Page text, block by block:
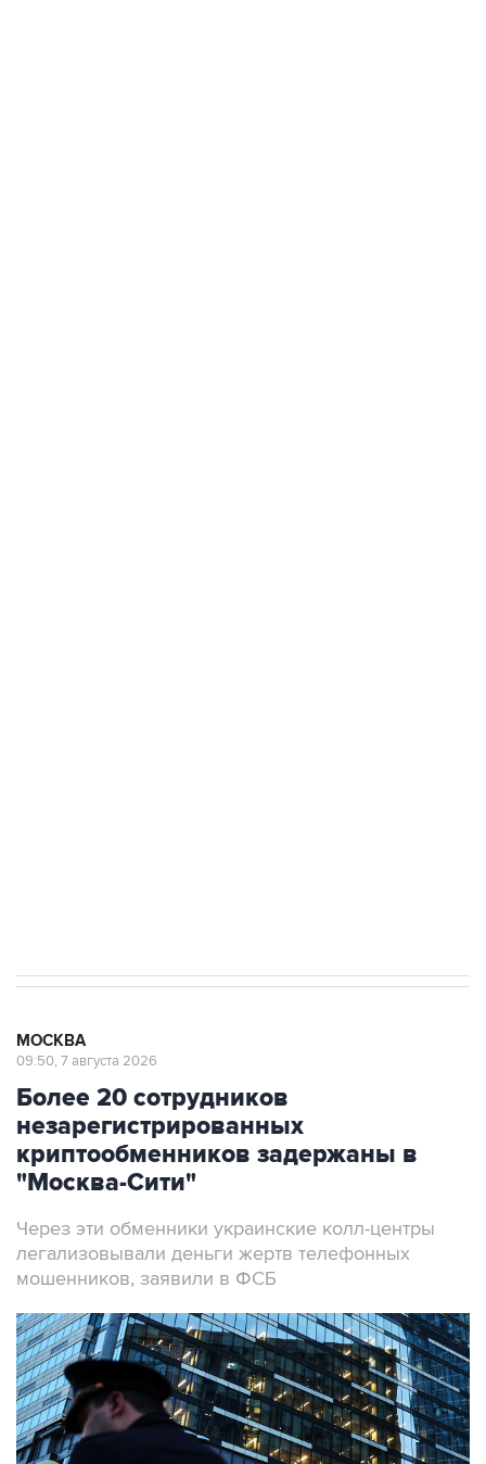
МОСКВА
09:50, 7 августа 2026
Более 20 сотрудников
незарегистрированных
криптообменников задержаны в
"Москва-Сити"
Через эти обменники украинские колл-центры
легализовывали деньги жертв телефонных
мошенников, заявили в ФСБ